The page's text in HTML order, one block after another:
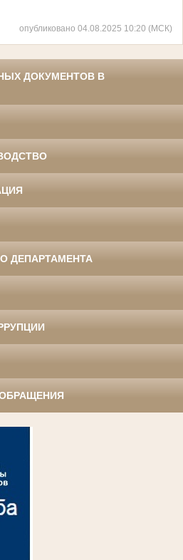
опубликовано 04.08.2025 10:20 (МСК)
ДОКУМЕНТОВ В
ДЕПАРТАМЕНТА